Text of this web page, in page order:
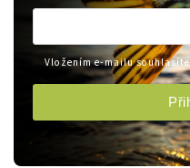
Vložením e-mailu